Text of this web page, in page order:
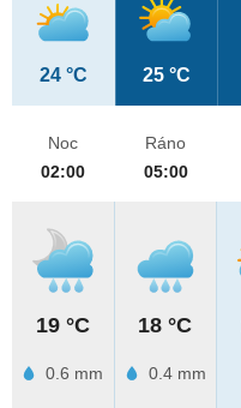
24 °C 25 °C
Noc
02:00
19 °C
0.6 mm
Ráno
05:00
18 °C
0.4 mm